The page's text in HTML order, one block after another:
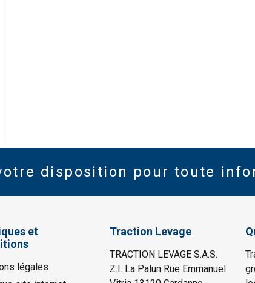
disposition pour toute
et
légales
Traction Levage
TRACTION LEVAGE S.A.S.
Z.I. La Palun Rue Emmanuel